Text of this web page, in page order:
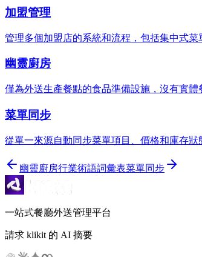
加盟管理
管理多個加盟店的系統和流程，包括集中式菜
幽靈廚房
僅為外送生產餐點的食品準備設施，沒有實
菜單同步
從單一來源自動同步菜單項目、價格和庫存狀
幽靈廚房行業術語詞彙表菜單同步
一站式餐廳外送管理平台
請求 klikit 的 AI 摘要